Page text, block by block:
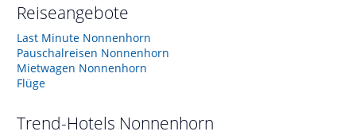
Reiseangebote
Last Minute Nonnenhorn
Pauschalreisen Nonnenhorn
Mietwagen Nonnenhorn
Flüge
Trend-Hotels Nonnenhorn